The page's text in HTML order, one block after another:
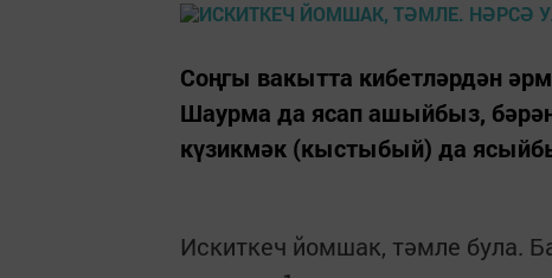
Соңгы вакытта кибетләрдән
Шаурма да ясап ашыйбыз,
күзикмәк (кыстыбый) да
Искиткеч йомшак, тәмле була.